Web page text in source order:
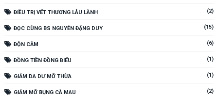
ĐIỀU TRỊ VẾT THƯƠNG LÂU LÀNH (2)
ĐỌC CÙNG BS NGUYỄN ĐẶNG DUY (15)
ĐỘN CẰM (6)
ĐỒNG TIỀN ĐỒNG ĐIẾU (1)
GIẢM DA DƯ MỠ THỪA (1)
GIẢM MỠ BỤNG CÀ MAU (2)